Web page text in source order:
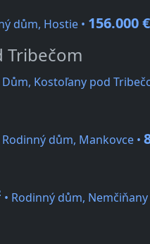
dům, Hostie • 156.000 €
Tribečom
Dům, Kostoľany pod
Rodinný dům, Mankovce •
• Rodinný dům, Nemčiňany